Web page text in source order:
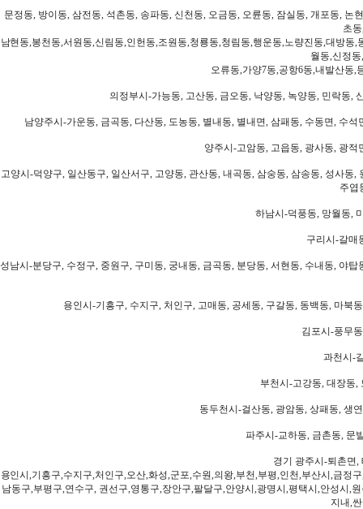
문정동, 방이동, 삼전동, 석촌동, 송파동, 신천동, 오금동, 오륜동, 잠실동, 개포동,
초
남현동,봉천동,서원동,신림동,인헌동,조원동,청룡동,청림동,행운동,노량진동,대방
월동,신정
오류동,가양7동,공항6동,내발산동,
의정부시-가능동, 고산동, 금오동, 낙양동, 녹양동, 민락동,
남양주시-가운동, 금곡동, 다산동, 도농동, 별내동, 별내면, 삼패동, 수동면, 수
양주시-고암동, 고읍동, 광사동, 광
고양시-덕양구, 일산동구, 일산서구, 고양동, 관산동, 내곡동, 삼숭동, 삼송동, 성사
주엽
하남시-덕풍동, 망월동,
구리시-갈매
성남시-분당구, 수정구, 중원구, 구미동, 궁내동, 금곡동, 분당동, 서현동, 수내동, 야
용인시-기흥구, 수지구, 처인구, 고매동, 공세동, 구갈동, 동백동, 마북
김포시-풍무
과천시-
부천시-고강동, 대장동,
동두천시-걸산동, 광암동, 상패동, 생
파주시-교하동, 금촌동, 문
경기 광주시-퇴촌면,
용인시,기흥구,수지구,처인구,오산,화성,군포,수원,의왕,부천,부평,인천,부산시,금
남동구,부평구,연수구, 권선구,영통구,장안구,팔달구,안양시,광명시,평택시,안성시,
지내,